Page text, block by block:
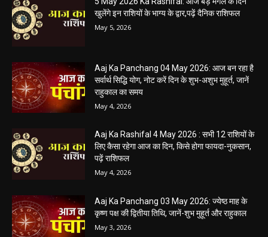
5 May 2026 Ka Rashifal: आज बड़े मंगल के दिन
खुलेंगे इन राशियों के भाग्य के द्वार,पढ़ें दैनिक राशिफल
May 5, 2026
Aaj Ka Panchang 04 May 2026: आज बन रहा है
सर्वार्थ सिद्धि योग, नोट करें दिन के शुभ-अशुभ मुहूर्त, जानें
राहुकाल का समय
May 4, 2026
Aaj Ka Rashifal 4 May 2026 : सभी 12 राशियों के
लिए कैसा रहेगा आज का दिन, किसे होगा फायदा-नुकसान,
पढ़ें राशिफल
May 4, 2026
Aaj Ka Panchang 03 May 2026: ज्येष्ठ माह के
कृष्ण पक्ष की द्वितीया तिथि, जानें-शुभ मुहूर्त और राहुकाल
May 3, 2026